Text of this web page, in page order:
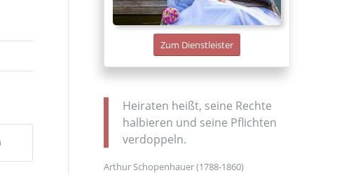
Zum Dienstleister
Heiraten heißt, seine Rechte
halbieren und seine Pflichten
verdoppeln.
Arthur Schopenhauer (1788-1860)